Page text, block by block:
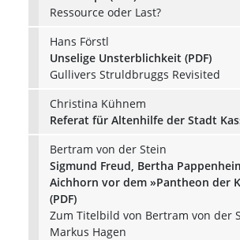
Ressource oder Last?
Hans Förstl
Unselige Unsterblichkeit (PDF)
Gullivers Struldbruggs Revisited
Christina Kühnem
Referat für Altenhilfe der Stadt
Bertram von der Stein
Sigmund Freud, Bertha
Aichhorn vor dem »Pantheon der
(PDF)
Zum Titelbild von Bertram von der
Markus Hagen